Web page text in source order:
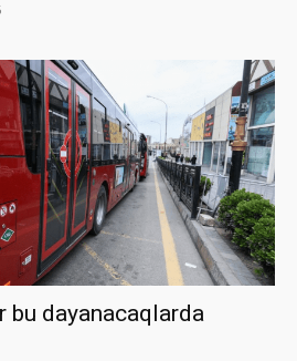
bu dayanacaqlarda